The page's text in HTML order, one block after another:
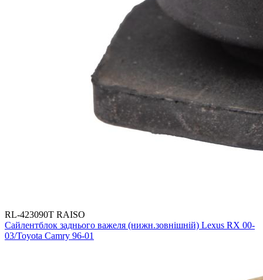
RL-423090T RAISO
Сайлентблок заднього важеля (нижн.зовнішній) Lexus RX 00-
03/Toyota Camry 96-01